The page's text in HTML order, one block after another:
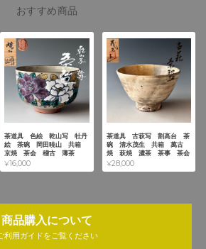
おすすめ商品
茶道具 色絵 乾山写 牡丹
絵 茶碗 岡田暁山 共箱
京焼 茶会 稽古 薄茶
¥16,000
茶道具 古萩写 割高台 茶
碗 清水茂生 共箱 萬古
焼 萩焼 濃茶 茶事 茶会
¥28,000
商品購入について
利用ガイドをご覧ください